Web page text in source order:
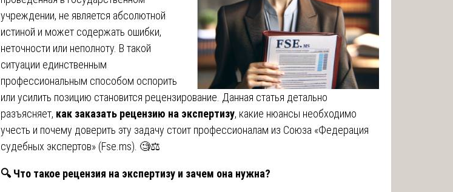
учреждении, не является абсолютной
истиной и может содержать ошибки,
неточности или неполноту. В такой
ситуации единственным
профессиональным способом оспорить
или усилить позицию становится рецензирование. Данная статья детально
разъясняет, как заказать рецензию на экспертизу, какие нюансы необходимо
учесть и почему доверить эту задачу стоит профессионалам из Союза «Федерация
судебных экспертов» (Fse.ms). 🧐⚖️
🔍Что такое рецензия на экспертизу и зачем она нужна?